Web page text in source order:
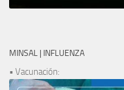
MINSAL | INFLUENZA
• Vacunación: